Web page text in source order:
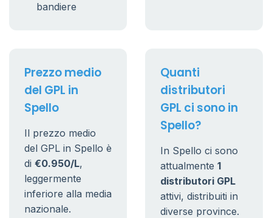
bandiere
Prezzo medio
del GPL in
Spello
Il prezzo medio
del GPL in Spello è
di €0.950/L,
leggermente
inferiore alla media
nazionale.
Quanti
distributori
GPL ci sono in
Spello?
In Spello ci sono
attualmente 1
distributori GPL
attivi, distribuiti in
diverse province.